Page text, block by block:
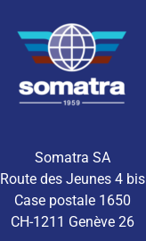
Somatra SA
Route des Jeunes 4 bis
Case postale 1650
CH-1211 Genève 26